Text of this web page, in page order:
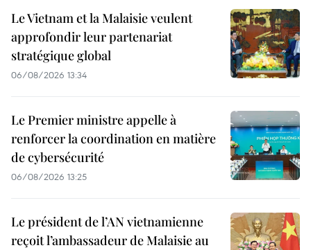
Le Vietnam et la Malaisie veulent
approfondir leur partenariat
stratégique global
06/08/2026 13:34
Le Premier ministre appelle à
renforcer la coordination en matière
de cybersécurité
06/08/2026 13:25
Le président de l’AN vietnamienne
reçoit l’ambassadeur de Malaisie au